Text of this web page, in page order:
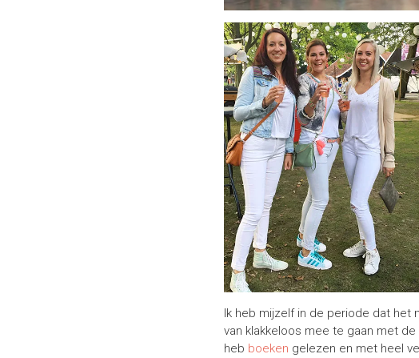
Ik heb mijzelf in de periode dat het
van klakkeloos mee te gaan met
heb boeken gelezen en met heel